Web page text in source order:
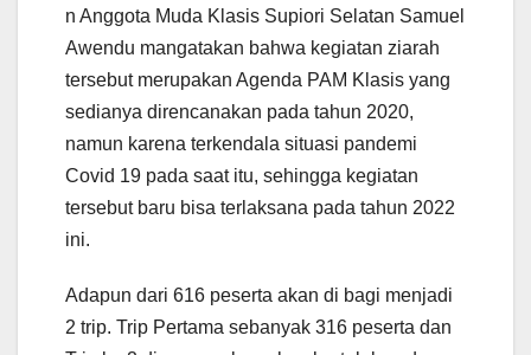
n Anggota Muda Klasis Supiori Selatan Samuel
Awendu mangatakan bahwa kegiatan ziarah
tersebut merupakan Agenda PAM Klasis yang
sedianya direncanakan pada tahun 2020,
namun karena terkendala situasi pandemi
Covid 19 pada saat itu, sehingga kegiatan
tersebut baru bisa terlaksana pada tahun 2022
ini.
Adapun dari 616 peserta akan di bagi menjadi
2 trip. Trip Pertama sebanyak 316 peserta dan